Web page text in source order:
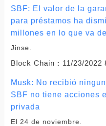
SBF: El valor de la
para préstamos ha
millones en lo que va
Jinse.
Block Chain： 11/23/2022
Musk: No recibió
SBF no tiene acciones
privada
El 24 de noviembre.